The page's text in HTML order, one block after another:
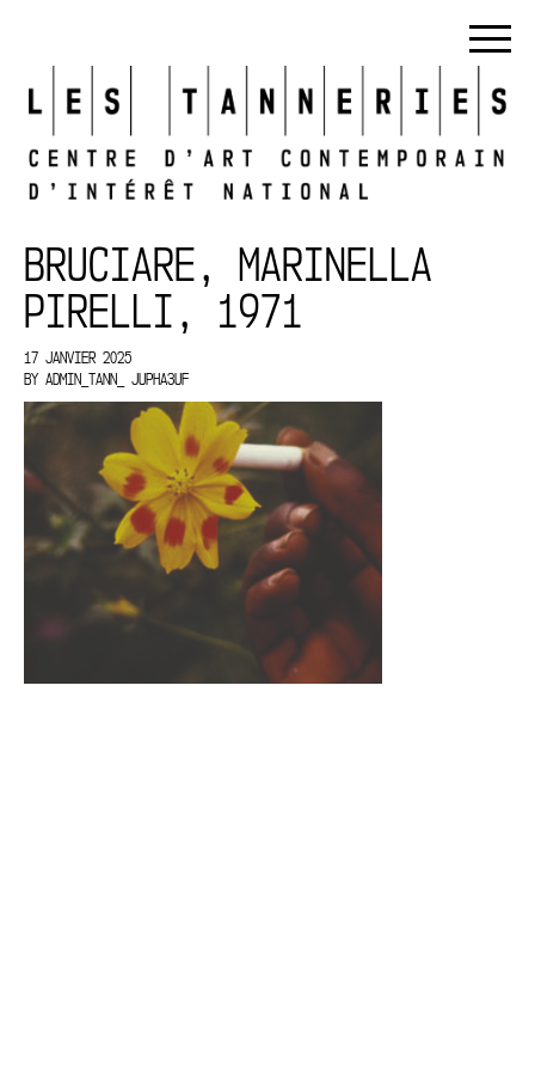
BRUCIARE, MARINELLA
PIRELLI, 1971
17 JANVIER 2025
BY ADMIN_TANN_ JUPHA3UF